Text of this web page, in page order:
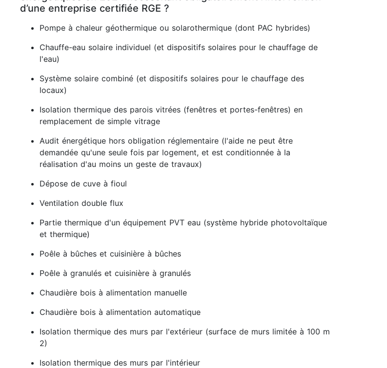
d’une entreprise certifiée RGE ?
Pompe à chaleur géothermique ou solarothermique (dont PAC hybrides)
Chauffe-eau solaire individuel (et dispositifs solaires pour le chauffage de
l'eau)
Système solaire combiné (et dispositifs solaires pour le chauffage des
locaux)
Isolation thermique des parois vitrées (fenêtres et portes-fenêtres) en
remplacement de simple vitrage
Audit énergétique hors obligation réglementaire (l'aide ne peut être
demandée qu'une seule fois par logement, et est conditionnée à la
réalisation d'au moins un geste de travaux)
Dépose de cuve à fioul
Ventilation double flux
Partie thermique d'un équipement PVT eau (système hybride photovoltaïque
et thermique)
Poêle à bûches et cuisinière à bûches
Poêle à granulés et cuisinière à granulés
Chaudière bois à alimentation manuelle
Chaudière bois à alimentation automatique
Isolation thermique des murs par l'extérieur (surface de murs limitée à 100 m
2)
Isolation thermique des murs par l'intérieur